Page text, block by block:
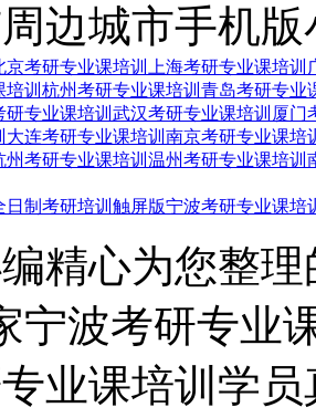
周边城市手机版
京考研专业课培训 上海考研专业课培训
训 杭州考研专业课培训 青岛考研专业
研专业课培训 武汉考研专业课培训 厦门
大连考研专业课培训 南京考研专业课培
州考研专业课培训 温州考研专业课培训
日制考研培训触屏版宁波考研专业课培
精心为您整
宁波考研专业
业课培训学